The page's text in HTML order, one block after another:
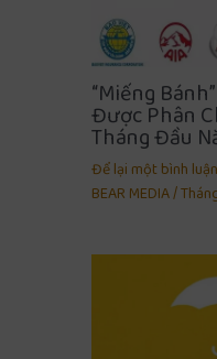
“Miếng
Được Phân
Tháng Đầu
Để lại một bình luận
BEAR MEDIA/